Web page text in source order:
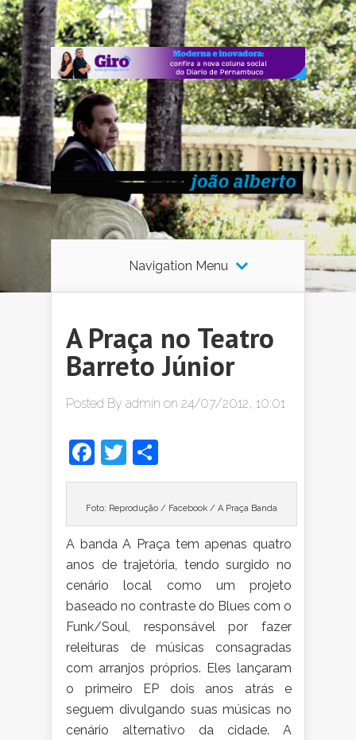
Navigation Menu
A Praça no Teatro
Barreto Júnior
Posted By admin on 24/07/2012, 10:01
Facebook
Twitter
Foto: Reprodução / Facebook / A Praça Banda
A banda A Praça tem apenas quatro
anos de trajetória, tendo surgido no
cenário local como um projeto
baseado no contraste do Blues com o
Funk/Soul, responsável por fazer
releituras de músicas consagradas
com arranjos próprios. Eles lançaram
o primeiro EP dois anos atrás e
seguem divulgando suas músicas no
cenário alternativo da cidade. A